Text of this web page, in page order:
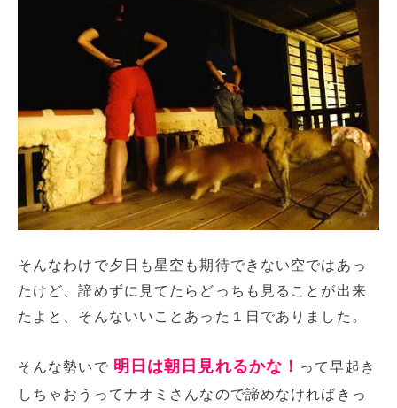
そんなわけで夕日も星空も期待できない空ではあっ
たけど、諦めずに見てたらどっちも見ることが出来
たよと、そんないいことあった１日でありました。
そんな勢いで 明日は朝日見れるかな！ って早起き
しちゃおうってナオミさんなので諦めなければきっ